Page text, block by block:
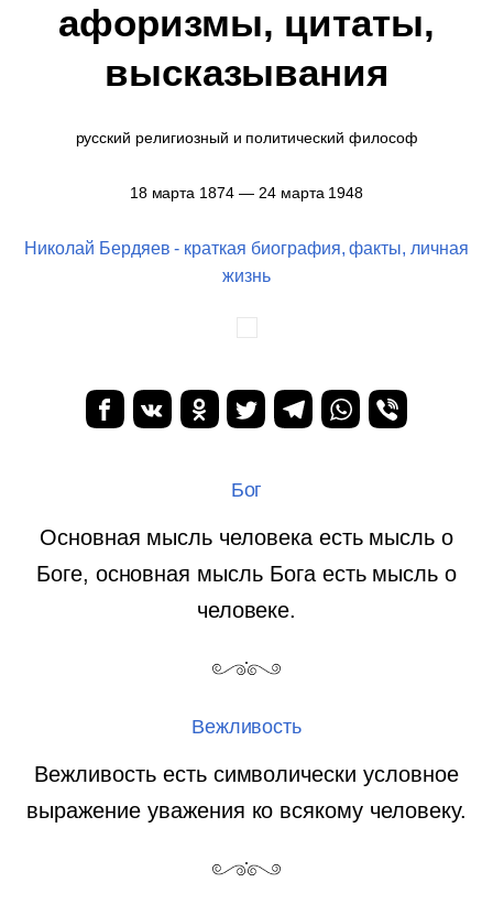
афоризмы, цитаты,
высказывания
русский религиозный и политический философ
18 марта 1874 — 24 марта 1948
Николай Бердяев - краткая биография, факты, личная
жизнь
Бог
Основная мысль человека есть мысль о
Боге, основная мысль Бога есть мысль о
человеке.
Вежливость
Вежливость есть символически условное
выражение уважения ко всякому человеку.